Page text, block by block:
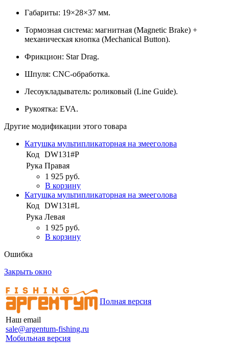
Габариты: 19×28×37 мм.
Тормозная система: магнитная (Magnetic Brake) +
механическая кнопка (Mechanical Button).
Фрикцион: Star Drag.
Шпуля: CNC-обработка.
Лесоукладыватель: роликовый (Line Guide).
Рукоятка: EVA.
Другие модификации этого товара
Катушка мультипликаторная на змееголова
Код DW131#P
Рука Правая
1 925 руб.
В корзину
Катушка мультипликаторная на змееголова
Код DW131#L
Рука Левая
1 925 руб.
В корзину
Ошибка
Закрыть окно
Наш email
sale@argentum-fishing.ru
Мобильная версия
Полная версия